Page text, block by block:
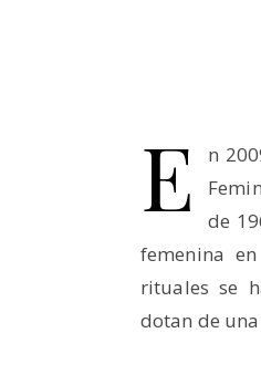
E
n
de
femenina
rituales se
dotan de